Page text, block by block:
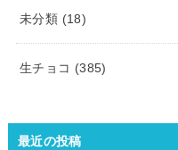
未分類 (18)
生チョコ (385)
最近の投稿